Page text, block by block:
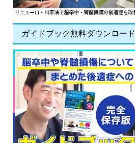
ガイドブック無料ダウンロード